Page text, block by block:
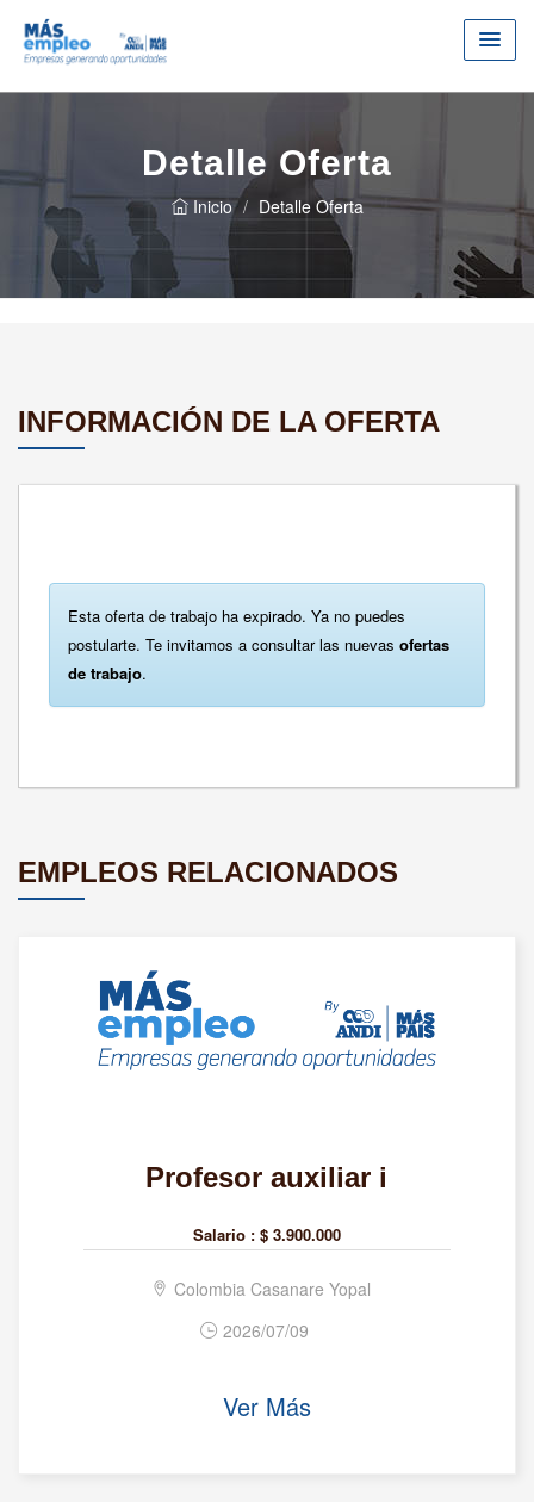
Detalle Oferta
Inicio Detalle Oferta
INFORMACIÓN DE LA OFERTA
Esta oferta de trabajo ha expirado. Ya no puedes
postularte. Te invitamos a consultar las nuevas ofertas
de trabajo.
EMPLEOS RELACIONADOS
Profesor auxiliar i
Salario : $ 3.900.000
Colombia Casanare Yopal
2026/07/09
Ver Más